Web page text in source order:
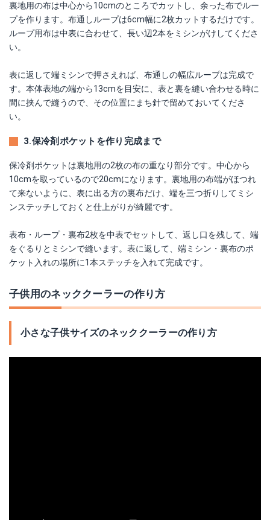
裏地用の布は中心から10cmのところでカットし、余った布でルー
プを作ります。布通しループは6cm幅に2枚カットするだけです。
ループ用布は中表に合わせて、長い辺2本をミシンがけしてくださ
い。
表に返して端ミシンで押さえれば、布通しの幅広ループは完成で
す。本体表地の端から13cmを目安に、表と裏を縫い合わせる時に
間に挟んで縫うので、その位置にまち針で留めておいてくださ
い。
3.保冷剤ポケットを作り完成まで
保冷剤ポケットは裏地用の2枚の布の重なり部分です。中心から
10cmを取っているので20cmになります。裏地用の布端がほつれ
て来ないように、表に出る方の裏布だけ、端を三つ折りしてミシ
ンステッチしておくと仕上がりが綺麗です。
表布・ループ・裏布2枚を中表でセットして、返し口を残して、端
をぐるりとミシンで縫います。表に返して、端ミシン・裏布のポ
ケット入れの場所に1本ステッチを入れて完成です。
子供用のネッククーラーの作り方
小さな子供サイズのネッククーラーの作り方